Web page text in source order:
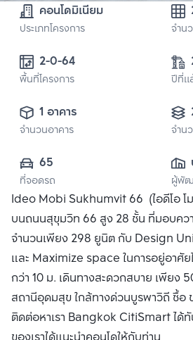
คอนโดมิเนียม
ประเภทโครงการ จำน
พื้นที่โครงการ ปีที่แ
1 อาคาร
จำนวนอาคาร จำน
65
ที่จอดรถ ผู้พัฒ
Ideo Mobi Sukhumvit 66 (ไอดีโอ โม
บนถนนสุขุมวิท 66 สูง 28 ชั้น ที่มอบคว
จำนวนเพียง 298 ยูนิต กับ Design
และ Maximize space ในการอยู่อาศัย
กว่า 10 ม. เดินทางสะดวกสบาย เพียง
สถานีอุดมสุข ใกล้ทางด่วนบูรพาวิถี ซื้อ ข
ติดต่อหาเรา Bangkok CitiSmart ได้ทั